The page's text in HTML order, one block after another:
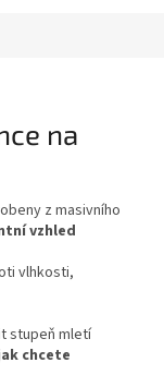
na
z masivního
vzhled
vlhkosti,
stupeň mletí
chcete